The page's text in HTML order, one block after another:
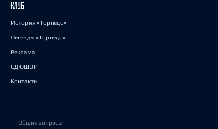
КЛУБ
История «Торпедо»
Легенды «Торпедо»
Реклама
СДЮШОР
Контакты
Общие вопросы